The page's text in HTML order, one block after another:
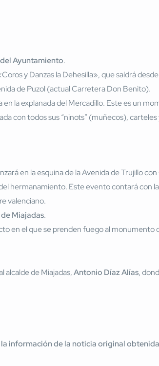
Ayuntamiento.
y Danzas la Dehesilla», que saldrá
de Puzol (actual Carretera Don Benito).
en la explanada del Mercadillo. Este es un
con todos sus “ninots” (muñecos),
en la esquina de la Avenida de Trujillo
hermanamiento. Este evento contará con
valenciano.
Miajadas.
en el que se prenden fuego al monumento
alcalde de Miajadas,Antonio Díaz Alías,
información de la noticia original